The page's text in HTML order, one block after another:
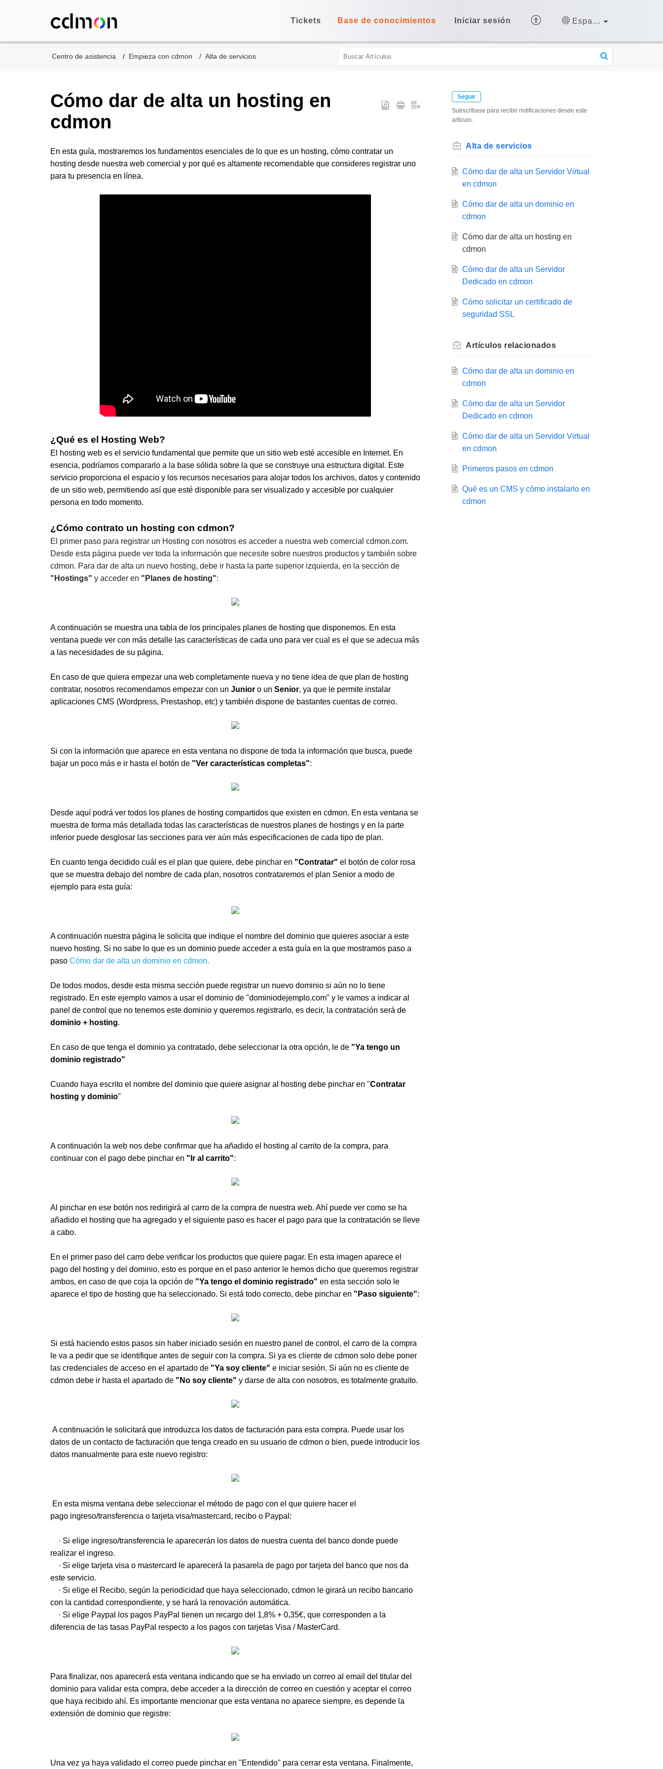
Tickets Base de conocimientos Iniciar sesión Español (España)
Centro de asistencia Empieza con cdmon Alta de servicios
Cómo dar de alta un hosting en
cdmon
En esta guía, mostraremos los fundamentos esenciales de lo que es un hosting, cómo contratar un
hosting desde nuestra web comercial y por qué es altamente recomendable que consideres registrar uno
para tu presencia en línea.
¿Qué es el Hosting Web?
El hosting web es el servicio fundamental que permite que un sitio web esté accesible en Internet. En
esencia, podríamos compararlo a la base sólida sobre la que se construye una estructura digital. Este
servicio proporciona el espacio y los recursos necesarios para alojar todos los archivos, datos y contenido
de un sitio web, permitiendo así que esté disponible para ser visualizado y accesible por cualquier
persona en todo momento.
¿Cómo contrato un hosting con cdmon?
El primer paso para registrar un Hosting con nosotros es acceder a nuestra web comercial cdmon.com.
Desde esta página puede ver toda la información que necesite sobre nuestros productos y también sobre
cdmon. Para dar de alta un nuevo hosting, debe ir hasta la parte superior izquierda, en la sección de
"Hostings" y acceder en "Planes de hosting":
A continuación se muestra una tabla de los principales planes de hosting que disponemos. En esta
ventana puede ver con más detalle las características de cada uno para ver cual es el que se adecua más
a las necesidades de su página.
En caso de que quiera empezar una web completamente nueva y no tiene idea de que plan de hosting
contratar, nosotros recomendamos empezar con un Junior o un Senior, ya que le permite instalar
aplicaciones CMS (Wordpress, Prestashop, etc) y también dispone de bastantes cuentas de correo.
Si con la información que aparece en esta ventana no dispone de toda la información que busca, puede
bajar un poco más e ir hasta el botón de "Ver características completas":
Desde aquí podrá ver todos los planes de hosting compartidos que existen en cdmon. En esta ventana se
muestra de forma más detallada todas las características de nuestros planes de hostings y en la parte
inferior puede desglosar las secciones para ver aún más especificaciones de cada tipo de plan.
En cuanto tenga decidido cuál es el plan que quiere, debe pinchar en "Contratar" el botón de color rosa
que se muestra debajo del nombre de cada plan, nosotros contrataremos el plan Senior a modo de
ejemplo para esta guía:
A continuación nuestra página le solicita que indique el nombre del dominio que quieres asociar a este
nuevo hosting. Si no sabe lo que es un dominio puede acceder a esta guía en la que mostramos paso a
paso Cómo dar de alta un dominio en cdmon.
De todos modos, desde esta misma sección puede registrar un nuevo dominio si aún no lo tiene
registrado. En este ejemplo vamos a usar el dominio de "dominiodejemplo.com" y le vamos a indicar al
panel de control que no tenemos este dominio y queremos registrarlo, es decir, la contratación será de
dominio + hosting.
En caso de que tenga el dominio ya contratado, debe seleccionar la otra opción, le de "Ya tengo un
dominio registrado"
Cuando haya escrito el nombre del dominio que quiere asignar al hosting debe pinchar en "Contratar
hosting y dominio"
A continuación la web nos debe confirmar que ha añadido el hosting al carrito de la compra, para
continuar con el pago debe pinchar en "Ir al carrito":
Al pinchar en ese botón nos redirigirá al carro de la compra de nuestra web. Ahí puede ver como se ha
añadido el hosting que ha agregado y el siguiente paso es hacer el pago para que la contratación se lleve
a cabo.
En el primer paso del carro debe verificar los productos que quiere pagar. En esta imagen aparece el
pago del hosting y del dominio, esto es porque en el paso anterior le hemos dicho que queremos registrar
ambos, en caso de que coja la opción de "Ya tengo el dominio registrado" en esta sección solo le
aparece el tipo de hosting que ha seleccionado. Si está todo correcto, debe pinchar en "Paso siguiente":
Si está haciendo estos pasos sin haber iniciado sesión en nuestro panel de control, el carro de la compra
le va a pedir que se identifique antes de seguir con la compra. Si ya es cliente de cdmon solo debe poner
las credenciales de acceso en el apartado de "Ya soy cliente" e iniciar sesión. Si aún no es cliente de
cdmon debe ir hasta el apartado de "No soy cliente" y darse de alta con nosotros, es totalmente gratuito.
A continuación le solicitará que introduzca los datos de facturación para esta compra. Puede usar los
datos de un contacto de facturación que tenga creado en su usuario de cdmon o bien, puede introducir los
datos manualmente para este nuevo registro:
En esta misma ventana debe seleccionar el método de pago con el que quiere hacer el
pago ingreso/transferencia o tarjeta visa/mastercard, recibo o Paypal:
· Si elige ingreso/transferencia le aparecerán los datos de nuestra cuenta del banco donde puede
realizar el ingreso.
· Si elige tarjeta visa o mastercard le aparecerá la pasarela de pago por tarjeta del banco que nos da
este servicio.
· Si elige el Recibo, según la periodicidad que haya seleccionado, cdmon le girará un recibo bancario
con la cantidad correspondiente, y se hará la renovación automática.
· Si elige Paypal los pagos PayPal tienen un recargo del 1,8% + 0,35€, que corresponden a la
diferencia de las tasas PayPal respecto a los pagos con tarjetas Visa / MasterCard.
Para finalizar, nos aparecerá esta ventana indicando que se ha enviado un correo al email del titular del
dominio para validar esta compra, debe acceder a la dirección de correo en cuestión y aceptar el correo
que haya recibido ahí. Es importante mencionar que esta ventana no aparece siempre, es depende la
extensión de dominio que registre:
Una vez ya haya validado el correo puede pinchar en "Entendido" para cerrar esta ventana. Finalmente,
Seguir
Subscríbase para recibir notificaciones desde este
artículo.
Alta de servicios
Cómo dar de alta un Servidor Virtual
en cdmon
Cómo dar de alta un dominio en
cdmon
Cómo dar de alta un hosting en
cdmon
Cómo dar de alta un Servidor
Dedicado en cdmon
Cómo solicitar un certificado de
seguridad SSL
Artículos relacionados
Cómo dar de alta un dominio en
cdmon
Cómo dar de alta un Servidor
Dedicado en cdmon
Cómo dar de alta un Servidor Virtual
en cdmon
Primeros pasos en cdmon
Qué es un CMS y cómo instalarlo en
cdmon